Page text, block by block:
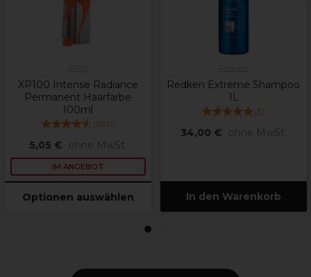
XP100 Intense Radiance
Permanent Haarfarbe
100ml
(380)
5,05 € ohne MwSt.
IM ANGEBOT
Optionen auswählen
Redken Extreme Shampoo
1L
(3)
34,00 € ohne MwSt.
In den Warenkorb
1